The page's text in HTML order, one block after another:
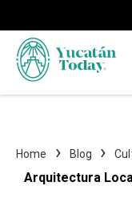
Home Blog
Arquitectura